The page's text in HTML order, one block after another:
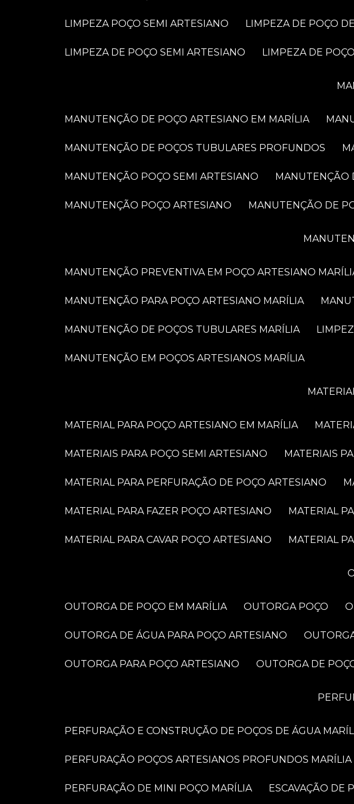
LIMPEZA POÇO SEMI ARTESIANO LIMPEZA DE POÇO
LIMPEZA DE POÇO SEMI ARTESIANO LIMPEZA DE POÇO
MANUTENÇÃO DE POÇO ARTESIANO EM MARÍLIA
MANUTENÇÃO DE POÇOS TUBULARES PROFUNDOS
MANUTENÇÃO POÇO SEMI ARTESIANO
MANUTENÇÃO POÇO ARTESIANO MANUTENÇÃO DE
MANUTENÇÃO PREVENTIVA EM POÇO ARTESIANO
MANUTENÇÃO PARA POÇO ARTESIANO MARÍLIA
MANUTENÇÃO DE POÇOS TUBULARES MARÍLIA
MANUTENÇÃO EM POÇOS ARTESIANOS MARÍLIA
MATERIAL PARA POÇO ARTESIANO EM MARÍLIA
MATERIAIS PARA POÇO SEMI ARTESIANO MATERIAIS
MATERIAL PARA PERFURAÇÃO DE POÇO ARTESIANO
MATERIAL PARA FAZER POÇO ARTESIANO MATERIAL
MATERIAL PARA CAVAR POÇO ARTESIANO MATERIAL
OUTORGA DE POÇO EM MARÍLIA OUTORGA POÇO
OUTORGA DE ÁGUA PARA POÇO ARTESIANO
OUTORGA PARA POÇO ARTESIANO OUTORGA DE
PERFURAÇÃO E CONSTRUÇÃO DE POÇOS DE ÁGUA
PERFURAÇÃO POÇOS ARTESIANOS PROFUNDOS MARÍLIA
PERFURAÇÃO DE MINI POÇO MARÍLIA ESCAVAÇÃO